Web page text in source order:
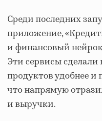
Среди последних
приложение,
и финансовый
Эти сервисы
продуктов удобнее и
что напрямую
и выручки.